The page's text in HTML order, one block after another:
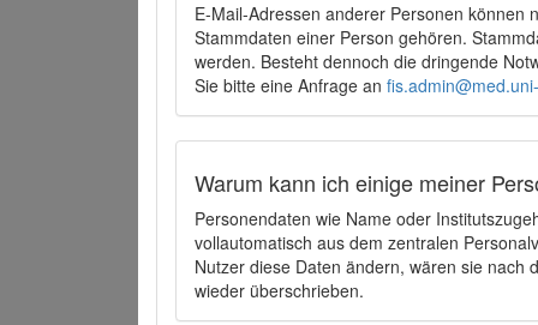
E-Mail-Adressen anderer Personen können
Stammdaten einer Person gehören.
werden. Besteht dennoch die dringende
Sie bitte eine Anfrage an
Warum kann ich einige meiner
Personendaten wie Name oder
vollautomatisch aus dem zentralen
Nutzer diese Daten ändern, wären sie
wieder überschrieben.